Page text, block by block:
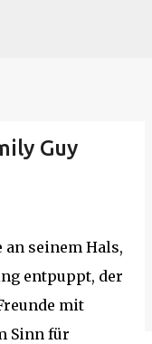
Guy
an seinem Hals,
entpuppt, der
mit
Sinn für